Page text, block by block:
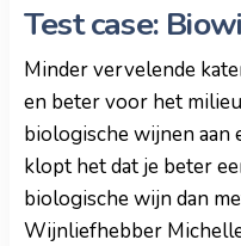
Test case:
Minder vervelende
en beter voor het
biologische wijnen aan
klopt het dat je beter
biologische wijn dan
Wijnliefhebber